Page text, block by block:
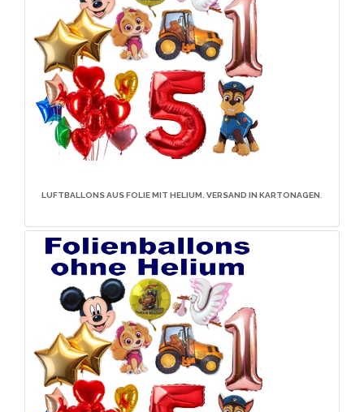
LUFTBALLONS AUS FOLIE MIT HELIUM. VERSAND IN KARTONAGEN.